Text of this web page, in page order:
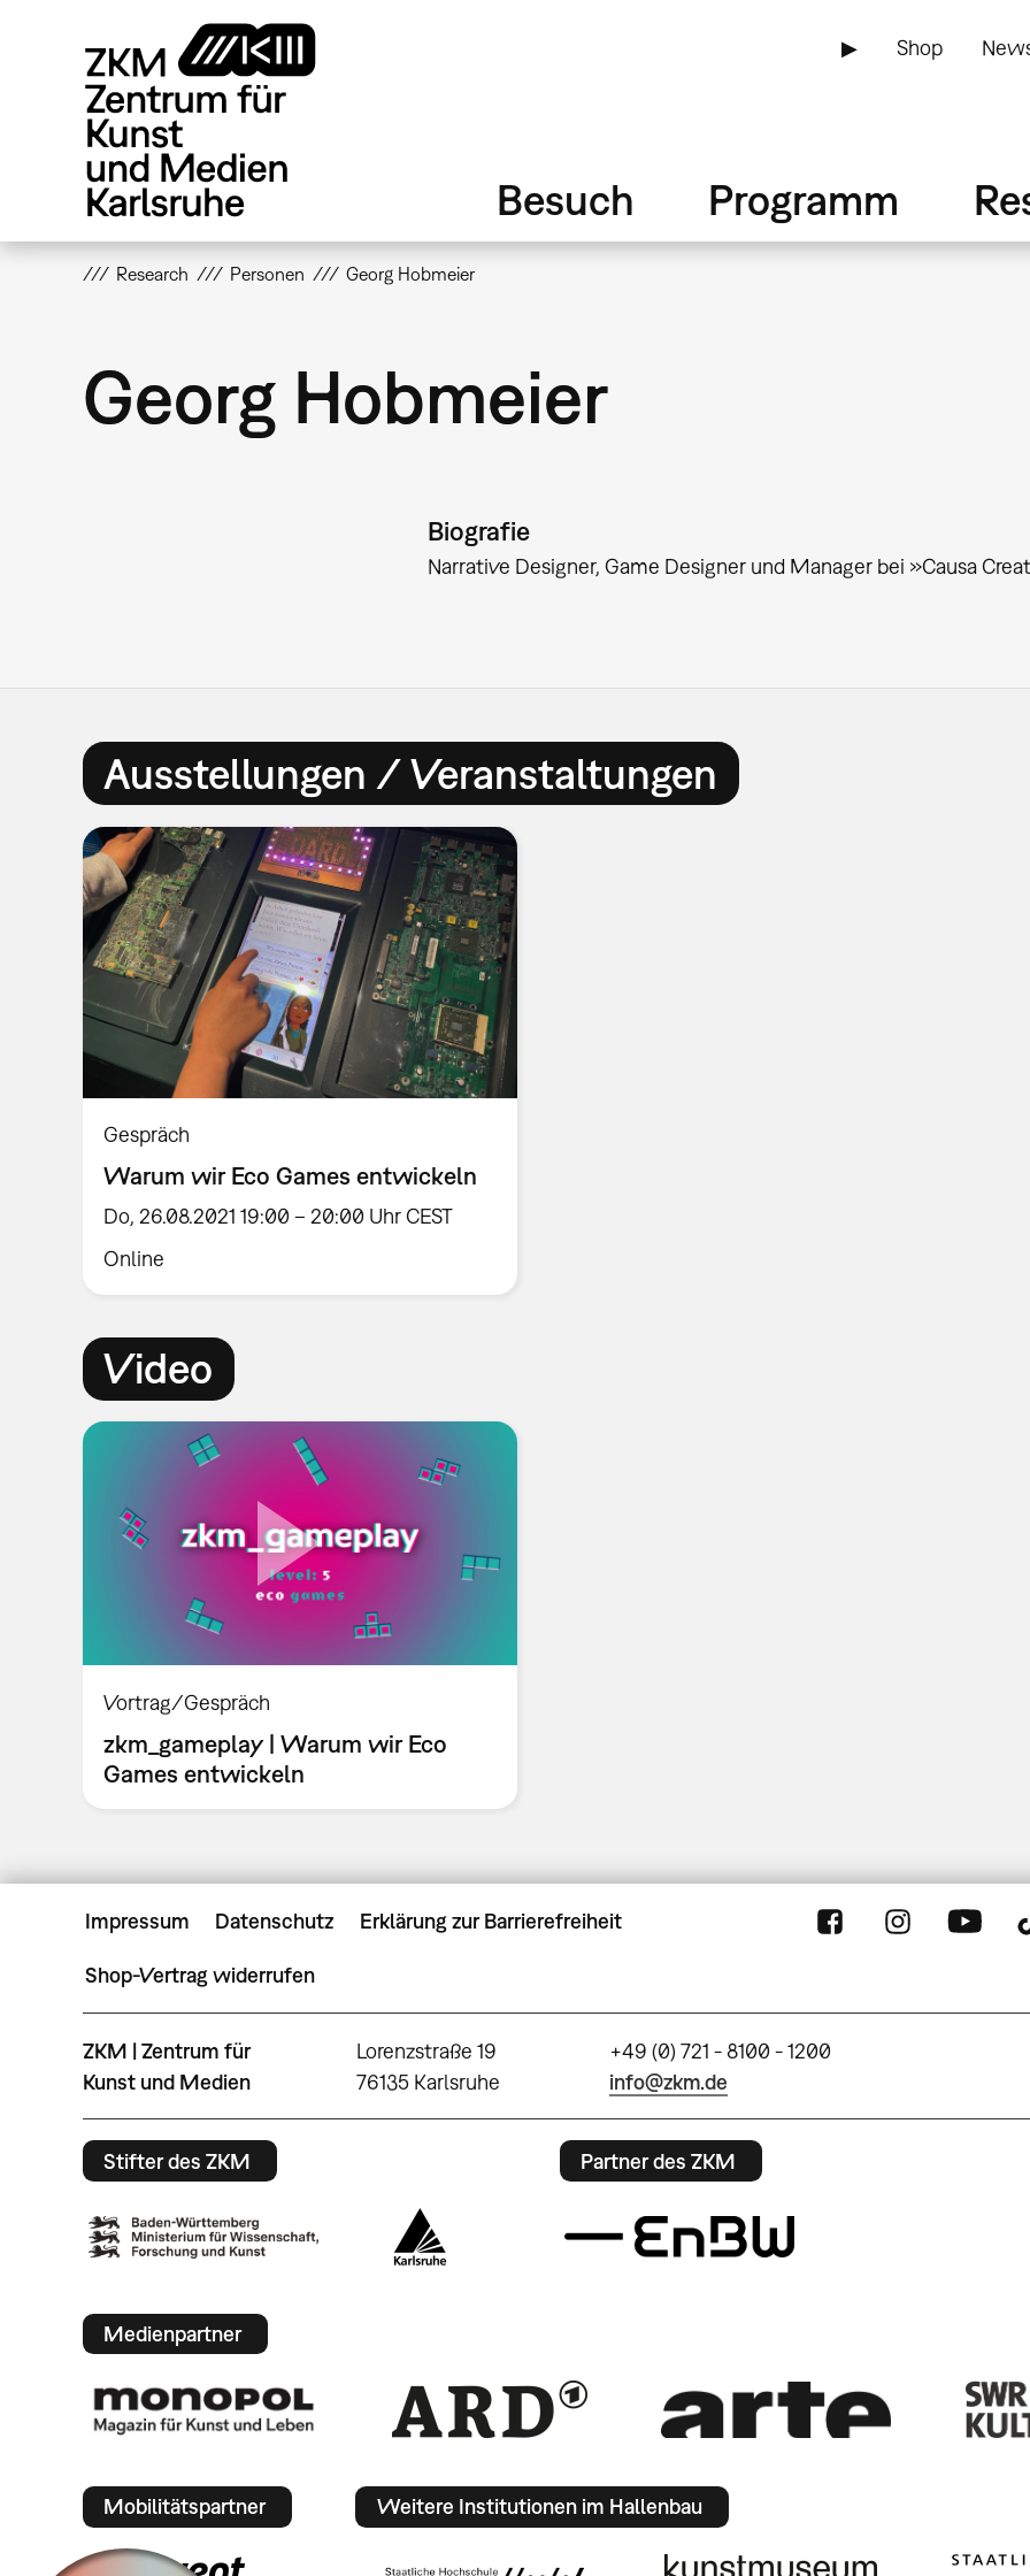
▶ Shop
Besuch Programm
Research Personen Georg Hobmeier
Georg Hobmeier
Biografie
Narrative Designer, Game Designer und Manager bei »Causa
Ausstellungen / Veranstaltungen
Gespräch
Warum wir Eco Games entwickeln
Do, 26.08.2021 19:00 – 20:00 Uhr CEST
Online
Video
Vortrag/Gespräch
zkm_gameplay | Warum wir Eco
Games entwickeln
Impressum Datenschutz Erklärung zur Barrierefreiheit
Shop-Vertrag widerrufen
ZKM | Zentrum für
Kunst und Medien
Lorenzstraße 19
76135 Karlsruhe
+49 (0) 721 - 8100 - 1200
info@zkm.de
Stifter des ZKM Partner des ZKM
Medienpartner
Mobilitätspartner Weitere Institutionen im Hallenbau